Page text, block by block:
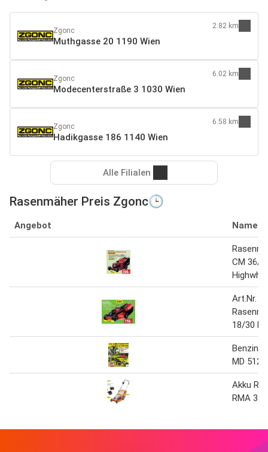
Zgonc
Muthgasse 20 1190 Wien
2.82 km
Zgonc
Modecenterstraße 3 1030 Wien
6.02 km
Zgonc
Hadikgasse 186 1140 Wien
6.58 km
Alle Filialen
Rasenmäher Preis Zgonc🕒
Angebot Name
CM 36/
Art.Nr.
18/30 Li
Benzin
MD 512
Akku
RMA